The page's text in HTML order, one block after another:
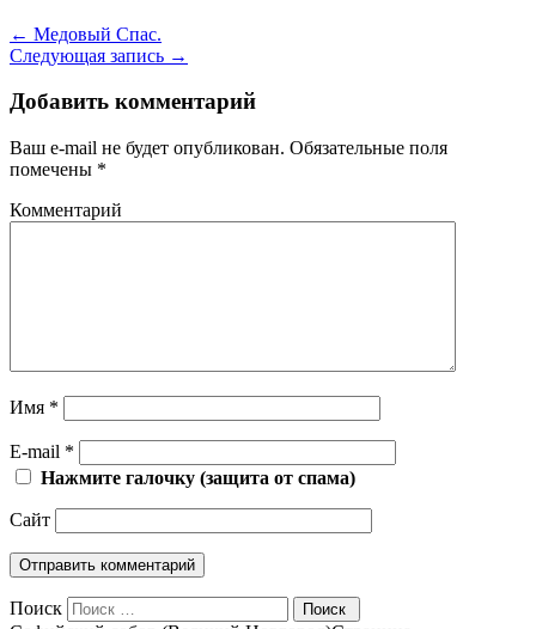
← Медовый Спас.
Следующая запись →
Добавить комментарий
Ваш e-mail не будет опубликован. Обязательные поля
помечены *
Комментарий
Имя *
E-mail *
Нажмите галочку (защита от спама)
Сайт
Поиск